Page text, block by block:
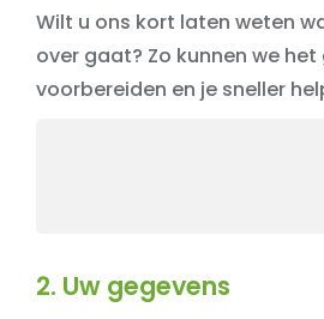
Wilt u ons kort laten weten
over gaat? Zo kunnen we het
voorbereiden en je sneller
2. Uw gegevens